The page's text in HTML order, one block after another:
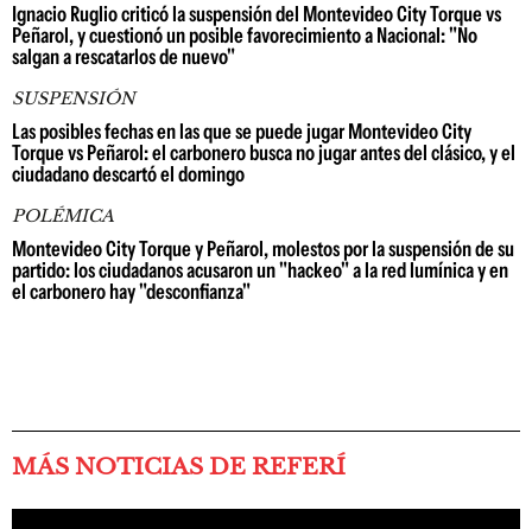
Ignacio Ruglio criticó la suspensión del Montevideo City Torque vs
Peñarol, y cuestionó un posible favorecimiento a Nacional: "No
salgan a rescatarlos de nuevo"
SUSPENSIÓN
Las posibles fechas en las que se puede jugar Montevideo City
Torque vs Peñarol: el carbonero busca no jugar antes del clásico, y el
ciudadano descartó el domingo
POLÉMICA
Montevideo City Torque y Peñarol, molestos por la suspensión de su
partido: los ciudadanos acusaron un "hackeo" a la red lumínica y en
el carbonero hay "desconfianza"
MÁS NOTICIAS DE REFERÍ